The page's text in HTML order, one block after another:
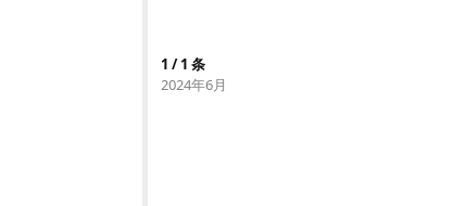
1 /1 条
2024年6月